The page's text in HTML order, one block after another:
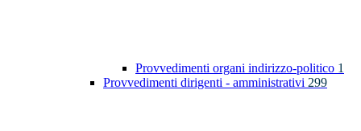
Provvedimenti organi indirizzo-politico 1
Provvedimenti dirigenti - amministrativi 299